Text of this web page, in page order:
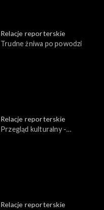
Relacje reporterskie
Trudne żniwa po powodzi
Relacje reporterskie
Przegląd kulturalny -
Relacje reporterskie